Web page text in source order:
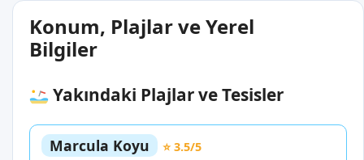
Konum, Plajlar ve Yerel
Bilgiler
Yakındaki Plajlar ve Tesisler
Marcula Koyu
⭐ 3.5/5